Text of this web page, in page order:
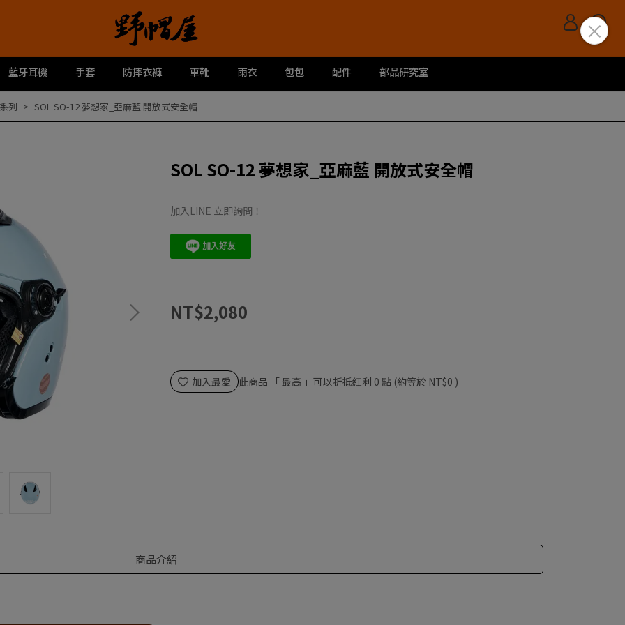
藍牙耳機 手套 防摔衣褲 車靴 雨衣 包包 配件 部品研究室
列 SOL SO-12 夢想家_亞麻藍 開放式安全帽
SOL SO-12 夢想家_亞麻藍 開放式安全帽
加入LINE 立即詢問！
NT$2,080
加入最愛 此商品 「 最高 」可以折抵紅利 0 點 (約等於 NT$0 )
商品介紹